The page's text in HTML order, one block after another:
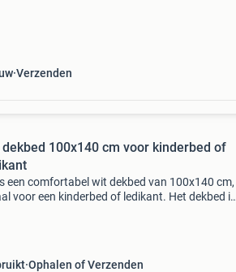
Verzenden
dekbed 100x140 cm voor kinderbed of
een comfortabel wit dekbed van 100x140 cm,
voor een kinderbed of ledikant. Het dekbed is
Ophalen of Verzenden